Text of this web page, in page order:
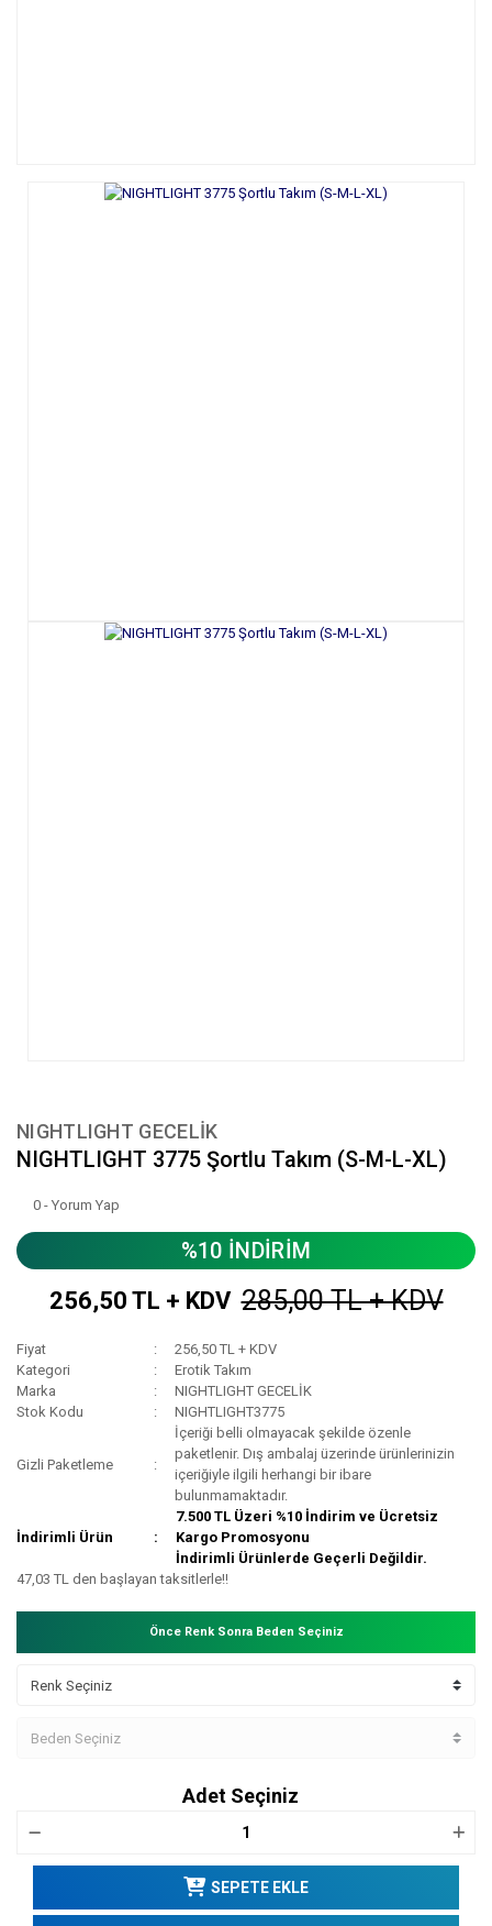
NIGHTLIGHT GECELİK
NIGHTLIGHT 3775 Şortlu Takım (S-M-L-XL)
0 - Yorum Yap
%10 İNDİRİM
256,50 TL + KDV 285,00 TL + KDV
Fiyat
256,50 TL + KDV
Kategori
Erotik Takım
Marka
NIGHTLIGHT GECELİK
Stok Kodu
NIGHTLIGHT3775
Gizli Paketleme
İçeriği belli olmayacak şekilde özenle
paketlenir. Dış ambalaj üzerinde ürünlerinizin
içeriğiyle ilgili herhangi bir ibare
bulunmamaktadır.
İndirimli Ürün
7.500 TL Üzeri %10 İndirim ve Ücretsiz
Kargo Promosyonu
İndirimli Ürünlerde Geçerli Değildir.
47,03 TL den başlayan taksitlerle!!
Önce Renk Sonra Beden Seçiniz
Adet Seçiniz
SEPETE EKLE